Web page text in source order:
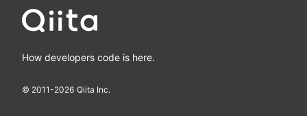
How developers code is here.
© 2011-2026 Qiita Inc.